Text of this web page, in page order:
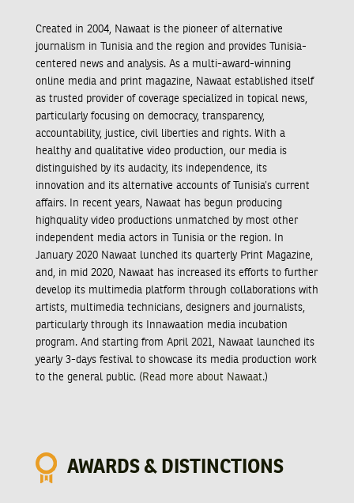
Created in 2004, Nawaat is the pioneer of alternative
journalism in Tunisia and the region and provides Tunisia-
centered news and analysis. As a multi-award-winning
online media and print magazine, Nawaat established itself
as trusted provider of coverage specialized in topical news,
particularly focusing on democracy, transparency,
accountability, justice, civil liberties and rights. With a
healthy and qualitative video production, our media is
distinguished by its audacity, its independence, its
innovation and its alternative accounts of Tunisia’s current
affairs. In recent years, Nawaat has begun producing
highquality video productions unmatched by most other
independent media actors in Tunisia or the region. In
January 2020 Nawaat lunched its quarterly Print Magazine,
and, in mid 2020, Nawaat has increased its efforts to further
develop its multimedia platform through collaborations with
artists, multimedia technicians, designers and journalists,
particularly through its Innawaation media incubation
program. And starting from April 2021, Nawaat launched its
yearly 3-days festival to showcase its media production work
to the general public. ( Read more about Nawaat.)
AWARDS & DISTINCTIONS